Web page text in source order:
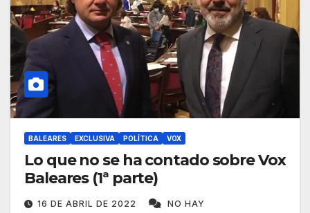
BALEARES EXCLUSIVA POLÍTICA VOX
Lo que no se ha contado sobre Vox
Baleares (1ª parte)
16 DE ABRIL DE 2022
NO HAY